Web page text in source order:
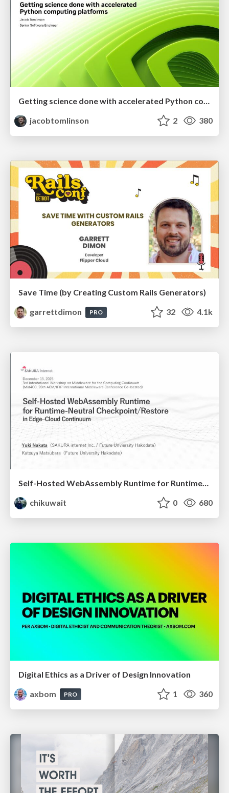
Getting science done with accelerated Python computing platforms
jacobtomlinson
2 380
Save Time (by Creating Custom Rails Generators)
garrettdimon
PRO 32 4.1k
Self-Hosted WebAssembly Runtime for Runtime-Neutral Checkpoint/Restore in Edge–Cloud Continuum
chikuwait
0 680
Digital Ethics as a Driver of Design Innovation
axbom
PRO 1 360